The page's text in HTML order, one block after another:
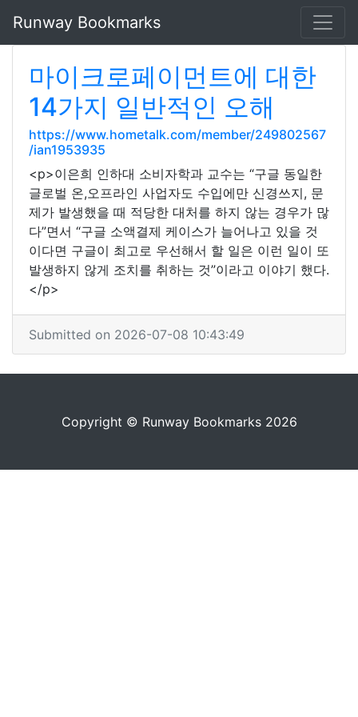
Runway Bookmarks
마이크로페이먼트에 대한
14가지 일반적인 오해
https://www.hometalk.com/member/249802567
/ian1953935
<p>이은희 인하대 소비자학과 교수는 “구글 동일한
글로벌 온,오프라인 사업자도 수입에만 신경쓰지, 문
제가 발생했을 때 적당한 대처를 하지 않는 경우가 많
다”면서 “구글 소액결제 케이스가 늘어나고 있을 것
이다면 구글이 최고로 우선해서 할 일은 이런 일이 또
발생하지 않게 조치를 취하는 것”이라고 이야기 했다.
</p>
Submitted on 2026-07-08 10:43:49
Copyright © Runway Bookmarks 2026